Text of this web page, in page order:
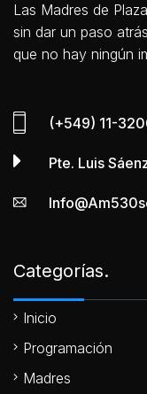
Las Madres de
sin dar un paso
que no hay ningún
(+549) 11-
Pte. Luis
Categorías.
Inicio
Programación
Madres